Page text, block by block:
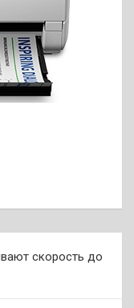
скорость до